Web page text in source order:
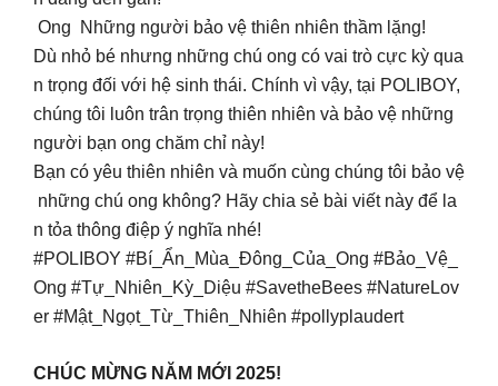
Ong Những người bảo vệ thiên nhiên thầm lặng!
Dù nhỏ bé nhưng những chú ong có vai trò cực kỳ qua
n trọng đối với hệ sinh thái. Chính vì vậy, tại POLIBOY,
chúng tôi luôn trân trọng thiên nhiên và bảo vệ những
người bạn ong chăm chỉ này!
Bạn có yêu thiên nhiên và muốn cùng chúng tôi bảo vệ
những chú ong không? Hãy chia sẻ bài viết này để la
n tỏa thông điệp ý nghĩa nhé!
#POLIBOY #Bí_Ẩn_Mùa_Đông_Của_Ong #Bảo_Vệ_
Ong #Tự_Nhiên_Kỳ_Diệu #SavetheBees #NatureLov
er #Mật_Ngọt_Từ_Thiên_Nhiên #pollyplaudert
CHÚC MỪNG NĂM MỚI 2025!